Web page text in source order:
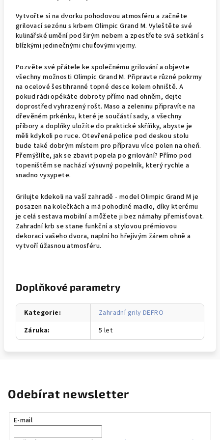
Vytvořte si na dvorku pohodovou atmosféru a začněte
grilovací sezónu s krbem Olimpic Grand M. Vyleštěte své
kulinářské umění pod širým nebem a zpestřete svá setkání s
blízkými jedinečnými chuťovými vjemy.
Pozvěte své přátele ke společnému grilování a objevte
všechny možnosti Olimpic Grand M. Připravte různé pokrmy
na ocelové šestihranné topné desce kolem ohniště. A
pokud rádi opékáte dobroty přímo nad ohněm, dejte
doprostřed vyhrazený rošt. Maso a zeleninu připravíte na
dřevěném prkénku, které je součástí sady, a všechny
příbory a doplňky uložíte do praktické skříňky, abyste je
měli kdykoli po ruce. Otevřená police pod deskou stolu
bude také dobrým místem pro přípravu více polen na oheň.
Přemýšlíte, jak se zbavit popela po grilování? Přímo pod
topeništěm se nachází výsuvný popelník, který rychle a
snadno vysypete.
Grilujte kdekoli na vaší zahradě - model Olimpic Grand M je
posazen na kolečkách a má pohodlné madlo, díky kterému
je celá sestava mobilní a můžete ji bez námahy přemisťovat.
Zahradní krb se stane funkční a stylovou prémiovou
dekorací vašeho dvora, naplní ho hřejivým žárem ohně a
vytvoří úžasnou atmosféru.
Doplňkové parametry
Kategorie:
Zahradní grily DEFRO
Záruka: 5 let
Odebírat newsletter
E-mail